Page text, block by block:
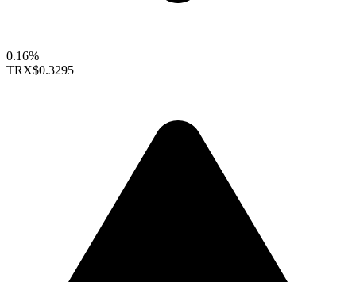
0.16%
TRX$0.3295